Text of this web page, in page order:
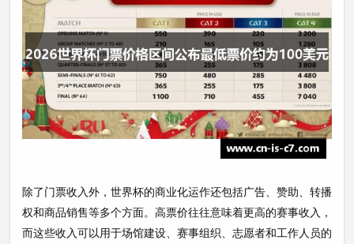
除了门票收入外，世界杯的商业化运作还包括广告、赞助、转播
权和商品销售等多个方面。高票价往往意味着更高的赛事收入，
而这些收入可以用于场馆建设、赛事组织、志愿者和工作人员的